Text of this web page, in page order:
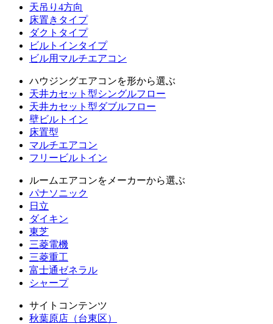
天吊り4方向
床置きタイプ
ダクトタイプ
ビルトインタイプ
ビル用マルチエアコン
ハウジングエアコンを形から選ぶ
天井カセット型シングルフロー
天井カセット型ダブルフロー
壁ビルトイン
床置型
マルチエアコン
フリービルトイン
ルームエアコンをメーカーから選ぶ
パナソニック
日立
ダイキン
東芝
三菱電機
三菱重工
富士通ゼネラル
シャープ
サイトコンテンツ
秋葉原店（台東区）